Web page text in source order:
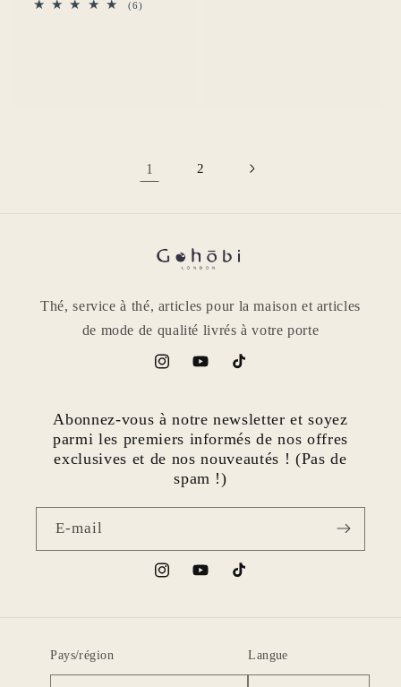
(6)6
1 2
Thé, service à thé, articles pour la maison et articles
de mode de qualité livrés à votre porte
InstagramYouTubeTikTok
Abonnez-vous à notre newsletter et soyez
parmi les premiers informés de nos offres
exclusives et de nos nouveautés ! (Pas de
spam !)
E-mail
InstagramYouTubeTikTok
Pays/région Langue